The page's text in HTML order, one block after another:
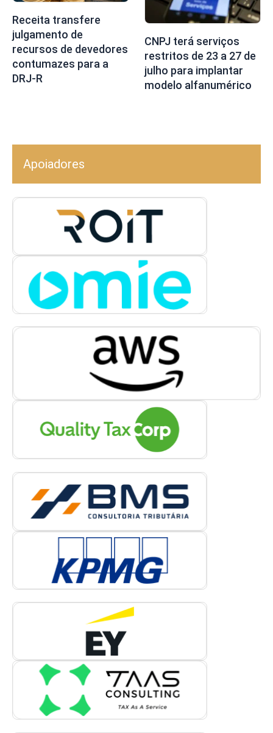
Receita transfere
julgamento de
recursos de devedores
contumazes para a
DRJ-R
CNPJ terá serviços
restritos de 23 a 27 de
julho para implantar
modelo alfanumérico
Apoiadores